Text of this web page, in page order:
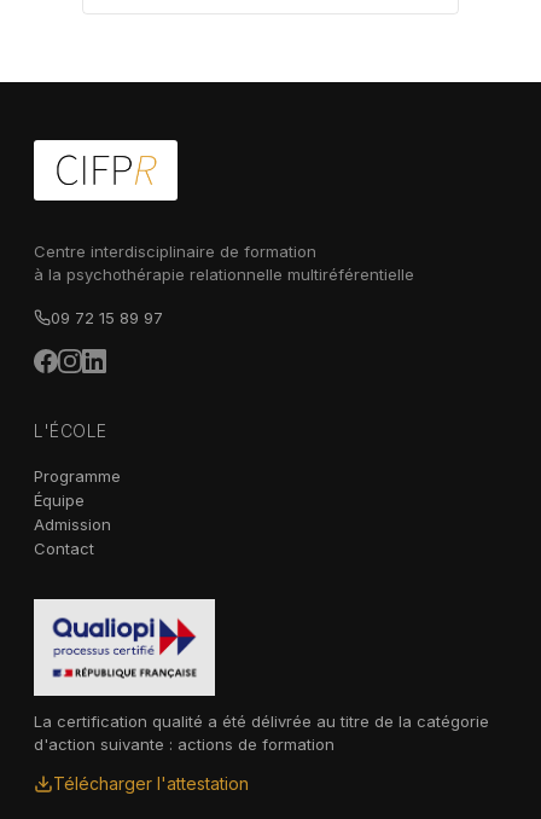
Centre interdisciplinaire de formation
à la psychothérapie relationnelle multiréférentielle
09 72 15 89 97
L'ÉCOLE
Programme
Équipe
Admission
Contact
La certification qualité a été délivrée au titre de la catégorie
d'action suivante : actions de formation
Télécharger l'attestation